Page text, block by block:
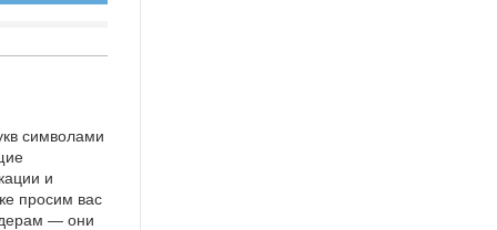
символами
и
просим вас
— они